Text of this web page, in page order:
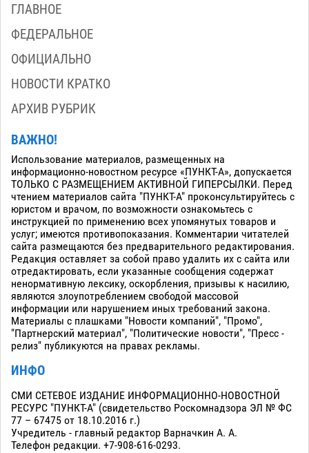
ГЛАВНОЕ
ФЕДЕРАЛЬНОЕ
ОФИЦИАЛЬНО
НОВОСТИ КРАТКО
АРХИВ РУБРИК
ВАЖНО!
Использование материалов, размещенных на
информационно-новостном ресурсе «ПУНКТ-А», допускается
ТОЛЬКО С РАЗМЕЩЕНИЕМ АКТИВНОЙ ГИПЕРСЫЛКИ. Перед
чтением материалов сайта "ПУНКТ-А" проконсультируйтесь с
юристом и врачом, по возможности ознакомьтесь с
инструкцией по применению всех упомянутых товаров и
услуг; имеются противопоказания. Комментарии читателей
сайта размещаются без предварительного редактирования.
Редакция оставляет за собой право удалить их с сайта или
отредактировать, если указанные сообщения содержат
ненормативную лексику, оскорбления, призывы к насилию,
являются злоупотреблением свободой массовой
информации или нарушением иных требований закона.
Материалы с плашками "Новости компаний", "Промо",
"Партнерский материал", "Политические новости", "Пресс -
релиз" публикуются на правах рекламы.
ИНФО
СМИ СЕТЕВОЕ ИЗДАНИЕ ИНФОРМАЦИОННО-НОВОСТНОЙ
РЕСУРС "ПУНКТ-А" (свидетельство Роскомнадзора ЭЛ № ФС
77 – 67475 от 18.10.2016 г.)
Учредитель - главный редактор Варначкин А. А.
Телефон редакции. +7-908-616-0293.